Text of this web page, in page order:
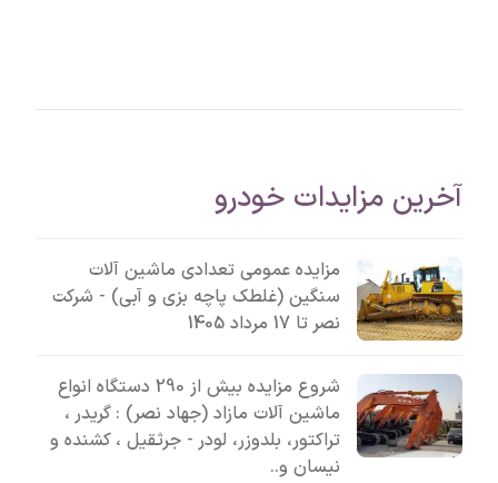
آخرین مزایدات خودرو
مزایده عمومی تعدادی ماشین آلات
سنگین (غلطک پاچه بزی و آبی) - شرکت
نصر تا 17 مرداد 1405
شروع مزایده بیش از 290 دستگاه انواع
ماشین آلات مازاد (جهاد نصر) : گریدر ،
تراکتور، بلدوزر، لودر - جرثقیل ، کشنده و
نیسان و..